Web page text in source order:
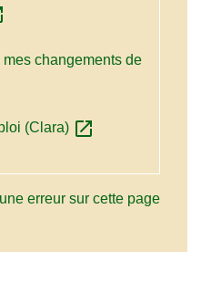
changements de
(Clara) open_in_new
erreur sur cette page